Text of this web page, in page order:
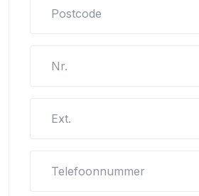
Postcode
Nr.
Ext.
Telefoonnummer